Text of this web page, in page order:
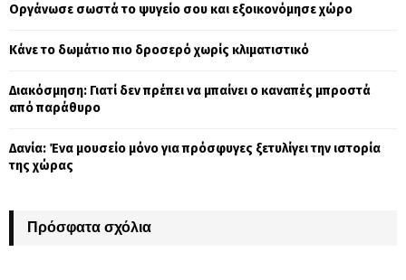
:Οργάνωσε σωστά το ψυγείο σου και εξοικονόμησε χώρο
Κάνε το δωμάτιο πιο δροσερό χωρίς κλιματιστικό
Διακόσμηση: Γιατί δεν πρέπει να μπαίνει ο καναπές μπροστά
από παράθυρο
Δανία: Ένα μουσείο μόνο για πρόσφυγες ξετυλίγει την ιστορία
της χώρας
Πρόσφατα σχόλια